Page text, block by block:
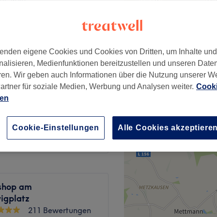
38 €
17 €
am
211 Bewertungen
eigene Cookies und Cookies von Dritten, um Inhalte
Medienfunktionen bereitzustellen und unseren
Wir geben auch Informationen über die Nutzung unserer
für soziale Medien, Werbung und Analysen weiter.
Cookie-Einstellungen Alle Cookies akzeptieren